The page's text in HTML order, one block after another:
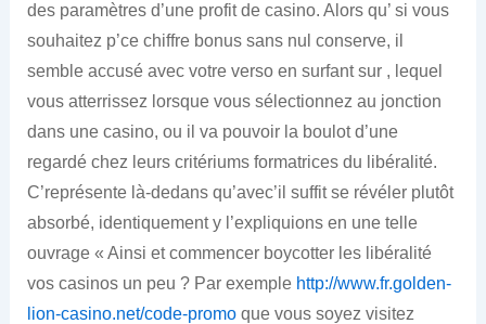
des paramètres d’une profit de casino. Alors qu’ si vous
souhaitez p’ce chiffre bonus sans nul conserve, il
semble accusé avec votre verso en surfant sur , lequel
vous atterrissez lorsque vous sélectionnez au jonction
dans une casino, ou il va pouvoir la boulot d’une
regardé chez leurs critériums formatrices du libéralité.
C’représente là-dedans qu’avec’il suffit se révéler plutôt
absorbé, identiquement y l’expliquions en une telle
ouvrage « Ainsi et commencer boycotter les libéralité
vos casinos un peu ? Par exemple http://www.fr.golden-
lion-casino.net/code-promoque vous soyez visitez